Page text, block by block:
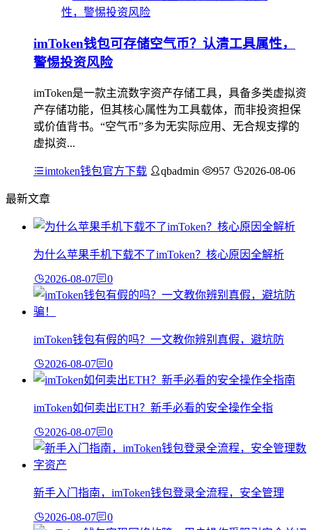
imToken钱包可存储空气币？认清工具属性，
警惕投资风险
imToken是一款主流数字资产存储工具，具备多类虚拟资
产存储功能，但其核心属性为工具载体，而非投资担保
或价值背书。“空气币”多为无实际应用、无合规支撑的
虚拟资...
imtoken钱包官方下载 qbadmin 957 2026-08-06
最新文章
为什么苹果手机下载不了imToken？核心原因全解析
2026-08-07 0
imToken钱包有假的吗？一文教你辨别真假，避坑防
2026-08-07 0
imToken如何卖出ETH？新手必看的安全操作全指
2026-08-07 0
新手入门指南，imToken钱包登录全流程，安全管理
2026-08-07 0